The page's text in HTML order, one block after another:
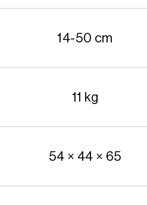
14-50 cm
11 kg
54 × 44 × 65